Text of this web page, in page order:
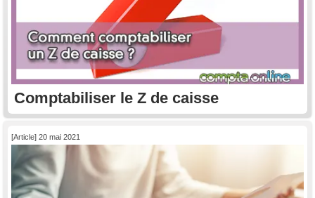
Comptabiliser le Z de caisse
[Article] 20 mai 2021